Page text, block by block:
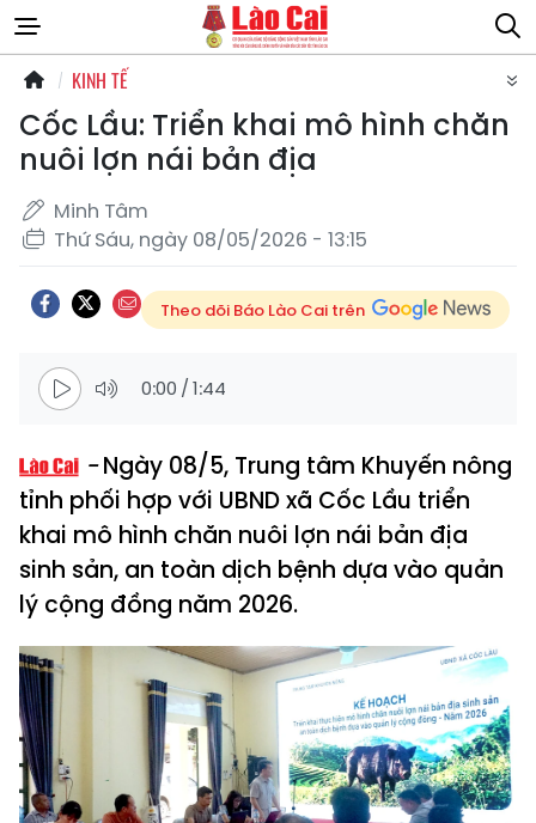
KINH TẾ
Cốc Lầu: Triển khai mô hình chăn
nuôi lợn nái bản địa
Minh Tâm
Thứ Sáu, ngày 08/05/2026 - 13:15
Theo dõi Báo Lào Cai trên
0:00 /1:44
Ngày 08/5, Trung tâm Khuyến nông
tỉnh phối hợp với UBND xã Cốc Lầu triển
khai mô hình chăn nuôi lợn nái bản địa
sinh sản, an toàn dịch bệnh dựa vào quản
lý cộng đồng năm 2026.